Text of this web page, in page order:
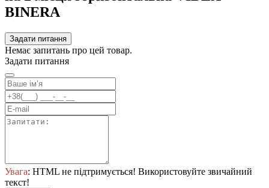
BINERA
Задати питання
Немає запитань про цей товар.
Задати питання
Увага: HTML не підтримується! Використовуйте звичайний
текст!